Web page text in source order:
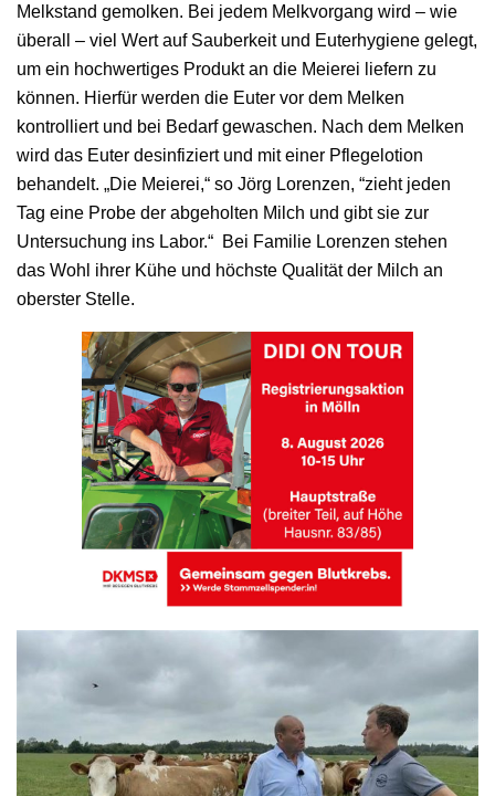
Melkstand gemolken. Bei jedem Melkvorgang wird – wie
überall – viel Wert auf Sauberkeit und Euterhygiene gelegt,
um ein hochwertiges Produkt an die Meierei liefern zu
können. Hierfür werden die Euter vor dem Melken
kontrolliert und bei Bedarf gewaschen. Nach dem Melken
wird das Euter desinfiziert und mit einer Pflegelotion
behandelt. „Die Meierei,“ so Jörg Lorenzen, “zieht jeden
Tag eine Probe der abgeholten Milch und gibt sie zur
Untersuchung ins Labor.“ Bei Familie Lorenzen stehen
das Wohl ihrer Kühe und höchste Qualität der Milch an
oberster Stelle.